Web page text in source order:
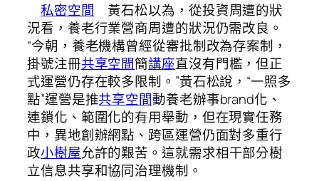
私密空間 黃石松以為，從投資周遭的狀
況看，養老行業營商周遭的狀況仍需改良。
“今朝，養老機構曾經從審批制改為存案制，
掛號注冊共享空間簡講座直沒有門檻，但正
式運營仍存在較多限制。”黃石松說，“一照多
點”運營是推共享空間動養老辦事brand化、
連鎖化、範圍化的有用舉動，但在現實任務
中，異地創辦網點、跨區運營仍面對多重行
政小樹屋允許的艱苦。這就需求相干部分樹
立信息共享和協同治理機制。